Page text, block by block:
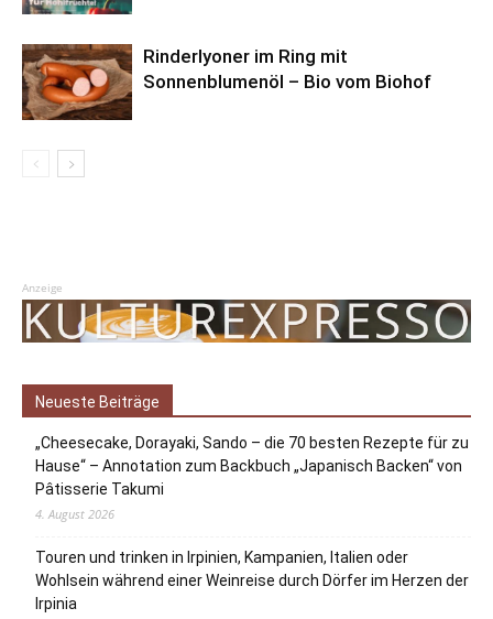
Rinderlyoner im Ring mit
Sonnenblumenöl – Bio vom Biohof
Anzeige
Neueste Beiträge
„Cheesecake, Dorayaki, Sando – die 70 besten Rezepte für zu
Hause“ – Annotation zum Backbuch „Japanisch Backen“ von
Pâtisserie Takumi
4. August 2026
Touren und trinken in Irpinien, Kampanien, Italien oder
Wohlsein während einer Weinreise durch Dörfer im Herzen der
Irpinia